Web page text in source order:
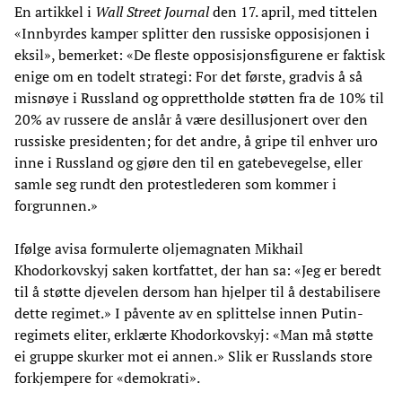
En artikkel i Wall Street Journalden 17. april, med tittelen
«Innbyrdes kamper splitter den russiske opposisjonen i
eksil», bemerket: «De fleste opposisjonsfigurene er faktisk
enige om en todelt strategi: For det første, gradvis å så
misnøye i Russland og opprettholde støtten fra de 10% til
20% av russere de anslår å være desillusjonert over den
russiske presidenten; for det andre, å gripe til enhver uro
inne i Russland og gjøre den til en gatebevegelse, eller
samle seg rundt den protestlederen som kommer i
forgrunnen.»
Ifølge avisa formulerte oljemagnaten Mikhail
Khodorkovskyj saken kortfattet, der han sa: «Jeg er beredt
til å støtte djevelen dersom han hjelper til å destabilisere
dette regimet.» I påvente av en splittelse innen Putin-
regimets eliter, erklærte Khodorkovskyj: «Man må støtte
ei gruppe skurker mot ei annen.» Slik er Russlands store
forkjempere for «demokrati».